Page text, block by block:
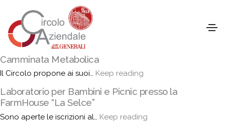
Camminata Metabolica
Il Circolo propone ai suoi… Keep reading
Laboratorio per Bambini e Picnic presso la
FarmHouse “La Selce”
Sono aperte le iscrizioni al… Keep reading